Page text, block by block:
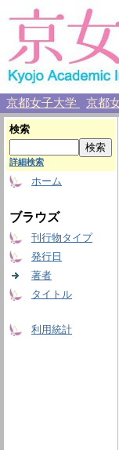
京都女子大学 京都
検索
詳細検索
ホーム
ブラウズ
刊行物タイプ
発行日
著者
タイトル
利用統計